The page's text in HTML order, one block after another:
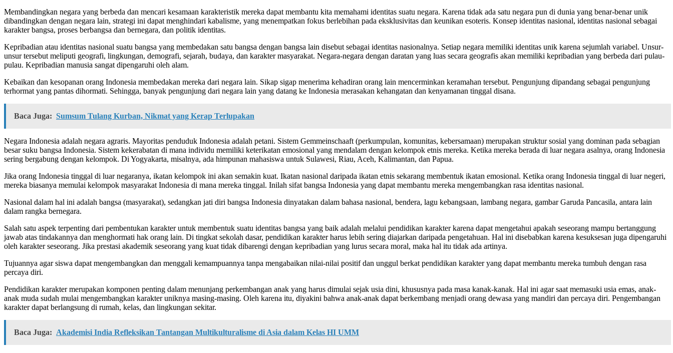
Membandingkan negara yang berbeda dan mencari kesamaan karakteristik mereka dapat membantu kita memahami identitas suatu negara. Karena tidak ada satu negara pun di dunia yang benar-benar unik
dibandingkan dengan negara lain, strategi ini dapat menghindari kabalisme, yang menempatkan fokus berlebihan pada eksklusivitas dan keunikan esoteris. Konsep identitas nasional, identitas nasional sebagai
karakter bangsa, proses berbangsa dan bernegara, dan politik identitas.
Kepribadian atau identitas nasional suatu bangsa yang membedakan satu bangsa dengan bangsa lain disebut sebagai identitas nasionalnya. Setiap negara memiliki identitas unik karena sejumlah variabel. Unsur-
unsur tersebut meliputi geografi, lingkungan, demografi, sejarah, budaya, dan karakter masyarakat. Negara-negara dengan daratan yang luas secara geografis akan memiliki kepribadian yang berbeda dari pulau-
pulau. Kepribadian manusia sangat dipengaruhi oleh alam.
Kebaikan dan kesopanan orang Indonesia membedakan mereka dari negara lain. Sikap sigap menerima kehadiran orang lain mencerminkan keramahan tersebut. Pengunjung dipandang sebagai pengunjung
terhormat yang pantas dihormati. Sehingga, banyak pengunjung dari negara lain yang datang ke Indonesia merasakan kehangatan dan kenyamanan tinggal disana.
Baca Juga: Sumsum Tulang Kurban, Nikmat yang Kerap Terlupakan
Negara Indonesia adalah negara agraris. Mayoritas penduduk Indonesia adalah petani. Sistem Gemmeinschaaft (perkumpulan, komunitas, kebersamaan) merupakan struktur sosial yang dominan pada sebagian
besar suku bangsa Indonesia. Sistem kekerabatan di mana individu memiliki keterikatan emosional yang mendalam dengan kelompok etnis mereka. Ketika mereka berada di luar negara asalnya, orang Indonesia
sering bergabung dengan kelompok. Di Yogyakarta, misalnya, ada himpunan mahasiswa untuk Sulawesi, Riau, Aceh, Kalimantan, dan Papua.
Jika orang Indonesia tinggal di luar negaranya, ikatan kelompok ini akan semakin kuat. Ikatan nasional daripada ikatan etnis sekarang membentuk ikatan emosional. Ketika orang Indonesia tinggal di luar negeri,
mereka biasanya memulai kelompok masyarakat Indonesia di mana mereka tinggal. Inilah sifat bangsa Indonesia yang dapat membantu mereka mengembangkan rasa identitas nasional.
Nasional dalam hal ini adalah bangsa (masyarakat), sedangkan jati diri bangsa Indonesia dinyatakan dalam bahasa nasional, bendera, lagu kebangsaan, lambang negara, gambar Garuda Pancasila, antara lain
dalam rangka bernegara.
Salah satu aspek terpenting dari pembentukan karakter untuk membentuk suatu identitas bangsa yang baik adalah melalui pendidikan karakter karena dapat mengetahui apakah seseorang mampu bertanggung
jawab atas tindakannya dan menghormati hak orang lain. Di tingkat sekolah dasar, pendidikan karakter harus lebih sering diajarkan daripada pengetahuan. Hal ini disebabkan karena kesuksesan juga dipengaruhi
oleh karakter seseorang. Jika prestasi akademik seseorang yang kuat tidak dibarengi dengan kepribadian yang lurus secara moral, maka hal itu tidak ada artinya.
Tujuannya agar siswa dapat mengembangkan dan menggali kemampuannya tanpa mengabaikan nilai-nilai positif dan unggul berkat pendidikan karakter yang dapat membantu mereka tumbuh dengan rasa
percaya diri.
Pendidikan karakter merupakan komponen penting dalam menunjang perkembangan anak yang harus dimulai sejak usia dini, khususnya pada masa kanak-kanak. Hal ini agar saat memasuki usia emas, anak-
anak muda sudah mulai mengembangkan karakter uniknya masing-masing. Oleh karena itu, diyakini bahwa anak-anak dapat berkembang menjadi orang dewasa yang mandiri dan percaya diri. Pengembangan
karakter dapat berlangsung di rumah, kelas, dan lingkungan sekitar.
Baca Juga: Akademisi India Refleksikan Tantangan Multikulturalisme di Asia dalam Kelas HI UMM